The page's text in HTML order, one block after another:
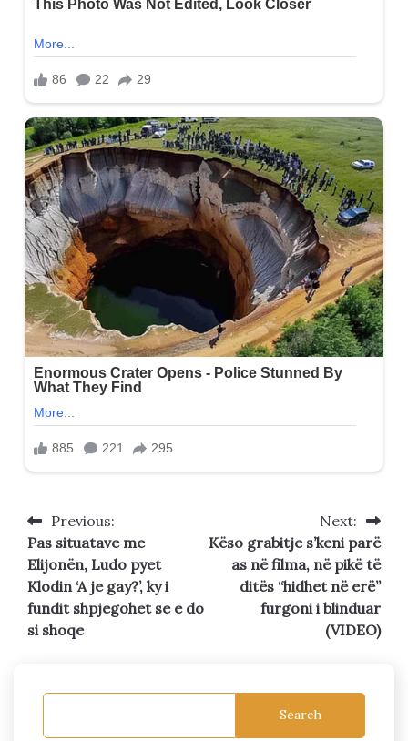
Post
navigation
Previous:
Pas situatave me
Elijonën, Ludo pyet
Klodin ‘A je gay?’, ky i
fundit shpjegohet se e do
si shoqe
Next:
Këso grabitje s’keni parë
as në filma, në pikë të
ditës “hidhet në erë”
furgoni i blinduar
(VIDEO)
Search